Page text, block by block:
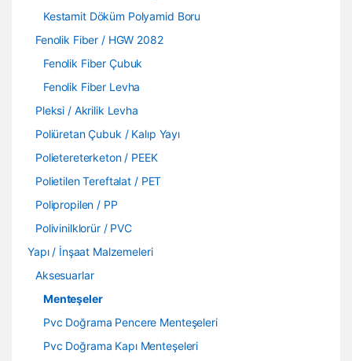
Kestamit Döküm Polyamid Boru
Fenolik Fiber / HGW 2082
Fenolik Fiber Çubuk
Fenolik Fiber Levha
Pleksi / Akrilik Levha
Poliüretan Çubuk / Kalıp Yayı
Polietereterketon / PEEK
Polietilen Tereftalat / PET
Polipropilen / PP
Polivinilklorür / PVC
Yapı / İnşaat Malzemeleri
Aksesuarlar
Menteşeler
Pvc Doğrama Pencere Menteşeleri
Pvc Doğrama Kapı Menteşeleri